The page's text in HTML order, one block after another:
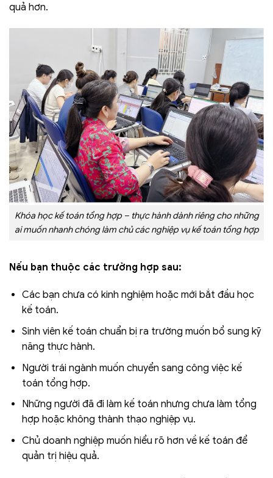
quả hơn.
Khóa học kế toán tổng hợp – thực hành dành riêng cho những
ai muốn nhanh chóng làm chủ các nghiệp vụ kế toán tổng hợp
Nếu bạn thuộc các trường hợp sau:
Các bạn chưa có kinh nghiệm hoặc mới bắt đầu học
kế toán.
Sinh viên kế toán chuẩn bị ra trường muốn bổ sung kỹ
năng thực hành.
Người trái ngành muốn chuyển sang công việc kế
toán tổng hợp.
Những người đã đi làm kế toán nhưng chưa làm tổng
hợp hoặc không thành thạo nghiệp vụ.
Chủ doanh nghiệp muốn hiểu rõ hơn về kế toán để
quản trị hiệu quả.